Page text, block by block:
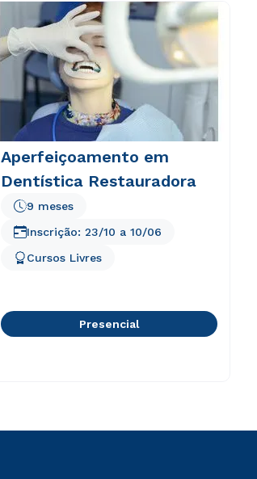
Aperfeiçoamento em
Dentística Restauradora
9 meses
Cursos Livres
Inscrição: 23/10 a 10/06
Presencial